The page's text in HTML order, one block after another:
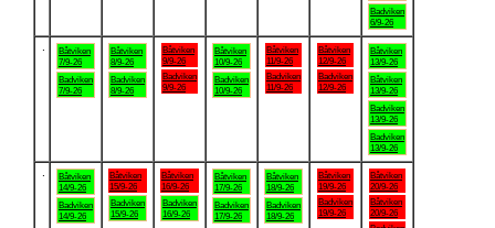
Badviken
6/9-26
Båtviken
7/9-26
Badviken
7/9-26
Båtviken
8/9-26
Badviken
8/9-26
Båtviken
9/9-26
Badviken
9/9-26
Båtviken
10/9-26
Badviken
10/9-26
Båtviken
11/9-26
Badviken
11/9-26
Båtviken
12/9-26
Badviken
12/9-26
Båtviken
13/9-26
Båtviken
13/9-26
Badviken
13/9-26
Badviken
13/9-26
Båtviken
14/9-26
Badviken
14/9-26
Båtviken
15/9-26
Badviken
15/9-26
Båtviken
16/9-26
Badviken
16/9-26
Båtviken
17/9-26
Badviken
17/9-26
Båtviken
18/9-26
Badviken
18/9-26
Båtviken
19/9-26
Badviken
19/9-26
Båtviken
20/9-26
Båtviken
20/9-26